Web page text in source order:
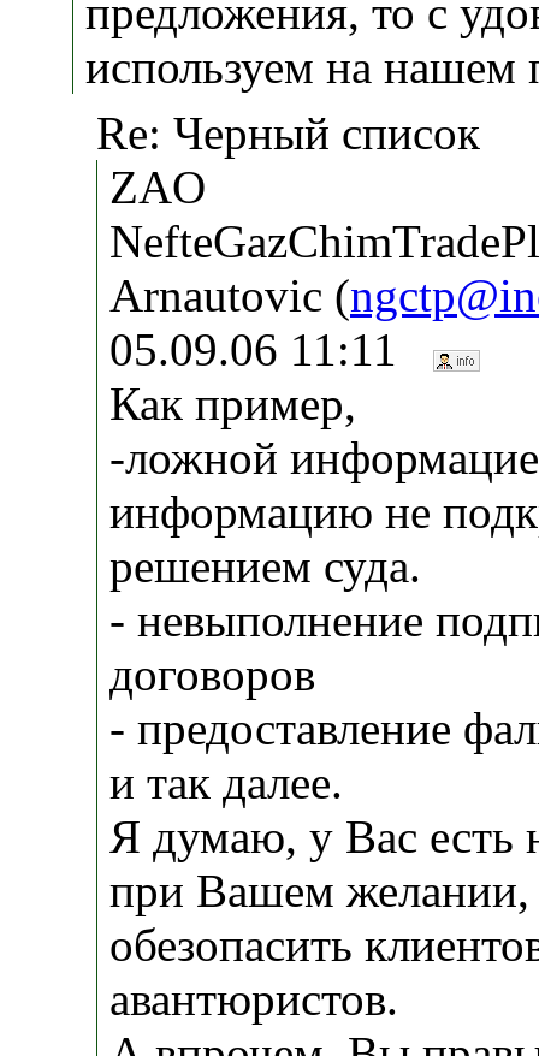
предложения, то с
используем на нашем
Re: Черный список
ZAO
Arnautovic (
05.09.06 11:11
Как пример,
-ложной
информацию не
решением суда.
- невыполнение
договоров
- предоставление
и так далее.
Я думаю, у Вас есть
при Вашем
обезопасить
авантюристов.